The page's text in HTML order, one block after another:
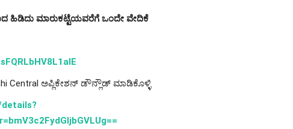
ಹಿಡಿದು ಮಾರುಕಟ್ಟೆಯವರೆಗೆ ಒಂದೇ ವೇದಿಕೆ
Central ಅಪ್ಲಿಕೇಶನ್ ಡೌನ್ಲೌಡ್ ಮಾಡಿಕೊಳ್ಳಿ